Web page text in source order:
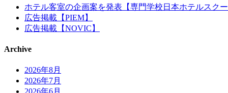
ホテル客室の企画案を発表【専門学校日本ホテルスク
広告掲載【PIEM】
広告掲載【NOVIC】
Archive
2026年8月
2026年7月
2026年6月